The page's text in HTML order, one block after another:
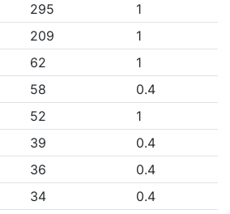
295
1
209
1
62
1
58
0.4
52
1
39
0.4
36
0.4
34
0.4